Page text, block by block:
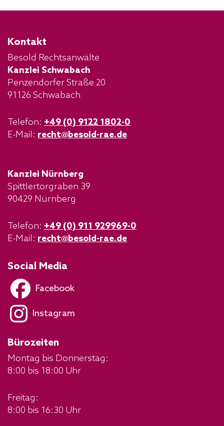
Kontakt
Besold Rechtsanwälte
Kanzlei Schwabach
Penzendorfer Straße 20
91126 Schwabach
Telefon: +49 (0) 9122 1802-0
E-Mail: recht@besold-rae.de
Kanzlei Nürnberg
Spittlertorgraben 39
90429 Nürnberg
Telefon: +49 (0) 911 929969-0
E-Mail: recht@besold-rae.de
Social Media
Facebook
Instagram
Bürozeiten
Montag bis Donnerstag:
8:00 bis 18:00 Uhr
Freitag:
8:00 bis 16:30 Uhr